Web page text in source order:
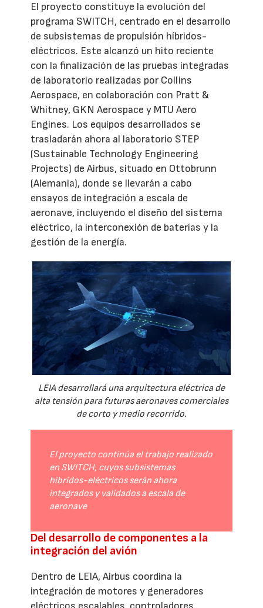
El proyecto constituye la evolución del
programa SWITCH, centrado en el desarrollo
de subsistemas de propulsión híbridos-
eléctricos. Este alcanzó un hito reciente
con la finalización de las pruebas integradas
de laboratorio realizadas por Collins
Aerospace, en colaboración con Pratt &
Whitney, GKN Aerospace y MTU Aero
Engines. Los equipos desarrollados se
trasladarán ahora al laboratorio STEP
(Sustainable Technology Engineering
Projects) de Airbus, situado en Ottobrunn
(Alemania), donde se llevarán a cabo
ensayos de integración a escala de
aeronave, incluyendo el diseño del sistema
eléctrico, la interconexión de baterías y la
gestión de la energía.
LEIA desarrollará una arquitectura eléctrica de
alta tensión para futuras aeronaves comerciales
de corto y medio recorrido.
El proyecto continúa el trabajo realizado
en SWITCH, cuyos subsistemas
híbridos-eléctricos serán ahora
integrados y validados a escala de
aeronave
Del desarrollo de componentes a la
integración del avión
Dentro de LEIA, Airbus coordina la
integración de motores y generadores